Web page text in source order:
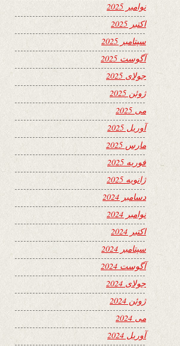
نوامبر 2025
اکتبر 2025
سپتامبر 2025
آگوست 2025
جولای 2025
ژوئن 2025
می 2025
آوریل 2025
مارس 2025
فوریه 2025
ژانویه 2025
دسامبر 2024
نوامبر 2024
اکتبر 2024
سپتامبر 2024
آگوست 2024
جولای 2024
ژوئن 2024
می 2024
آوریل 2024